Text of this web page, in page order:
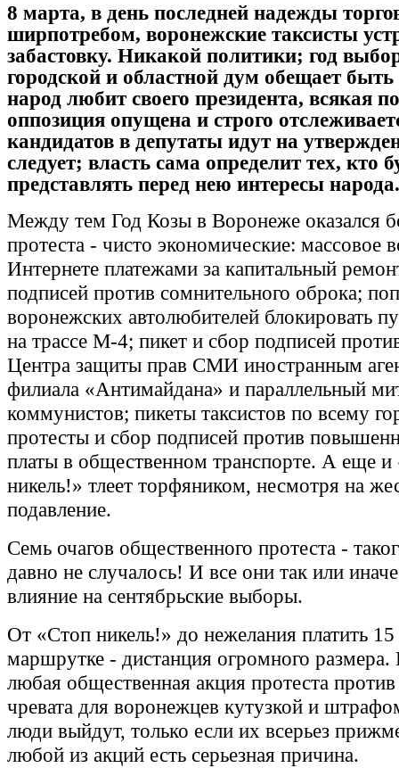
8 марта, в день последней надежды
ширпотребом, воронежские таксисты
забастовку. Никакой политики; год
городской и областной дум обещает
народ любит своего президента, всякая
оппозиция опущена и строго
кандидатов в депутаты идут на
следует; власть сама определит тех, кто
представлять перед нею интересы народа.
Между тем Год Козы в Воронеже оказался
протеста - чисто экономические: массовое
Интернете платежами за капитальный
подписей против сомнительного оброка;
воронежских автолюбителей блокировать
на трассе М-4; пикет и сбор подписей
Центра защиты прав СМИ иностранным
филиала «Антимайдана» и параллельный
коммунистов; пикеты таксистов по всему
протесты и сбор подписей против
платы в общественном транспорте. А еще и
никель!» тлеет торфяником, несмотря на
подавление.
Семь очагов общественного протеста -
давно не случалось! И все они так или
влияние на сентябрьские выборы.
От «Стоп никель!» до нежелания платить
маршрутке - дистанция огромного размера.
любая общественная акция протеста
чревата для воронежцев кутузкой и
люди выйдут, только если их всерьез
любой из акций есть серьезная причина.